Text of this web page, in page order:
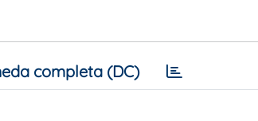
completa (DC)